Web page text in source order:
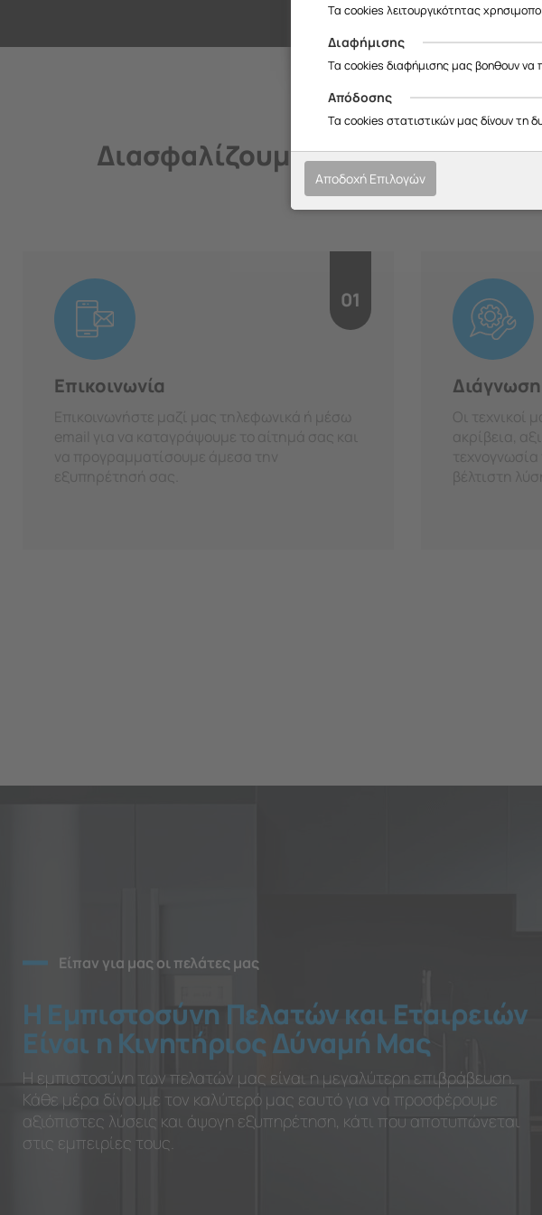
Διασφαλίζουμε την ποιοτική
01
Επικοινωνία
Επικοινωνήστε μαζί μας τηλεφωνικά ή μέσω
email για να καταγράψουμε το αίτημά σας και
να προγραμματίσουμε άμεσα την
εξυπηρέτησή σας.
Οι τεχνικοί
ακρίβεια,
βέλτιστη
Είπαν για μας οι πελάτες μας
Η Εμπιστοσύνη Πελατών και Εταιρειών
Είναι η Κινητήριος Δύναμή Μας
Η εμπιστοσύνη των πελατών μας είναι η μεγαλύτερη επιβράβευση.
Κάθε μέρα δίνουμε τον καλύτερό μας εαυτό για να προσφέρουμε
αξιόπιστες λύσεις και άψογη εξυπηρέτηση, κάτι που αποτυπώνεται
στις εμπειρίες τους.
Τα cookies λειτουργικότητας
Διαφήμισης
Τα cookies διαφήμισης μας βοηθουν να
Απόδοσης
Τα cookies στατιστικών μας δίνουν τη
Αποδοχή Επιλογών
Σας ευχαριστούμε για